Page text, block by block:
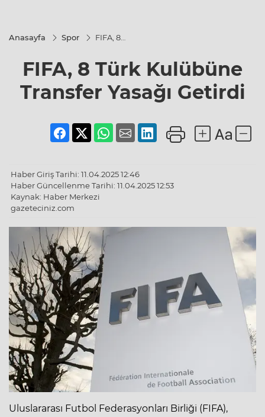
Anasayfa Spor
FIFA, 8
Transfer
Yasağı
Getirdi
FIFA, 8 Türk Kulübüne
Transfer Yasağı Getirdi
Haber Giriş Tarihi: 11.04.2025 12:46
Haber Güncellenme Tarihi: 11.04.2025 12:53
Kaynak: Haber Merkezi
gazeteciniz.com
Uluslararası Futbol Federasyonları Birliği (FIFA),